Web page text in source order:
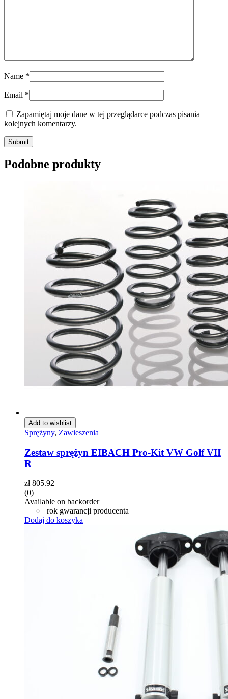
Name *
Email *
Zapamiętaj moje dane w tej przeglądarce podczas pisania
kolejnych komentarzy.
Submit
Podobne produkty
Add to wishlist
Sprężyny, Zawieszenia
Zestaw sprężyn EIBACH Pro-Kit VW Golf VII
R
zł805.92
(0)
Available on backorder
rok gwarancji producenta
Dodaj do koszyka